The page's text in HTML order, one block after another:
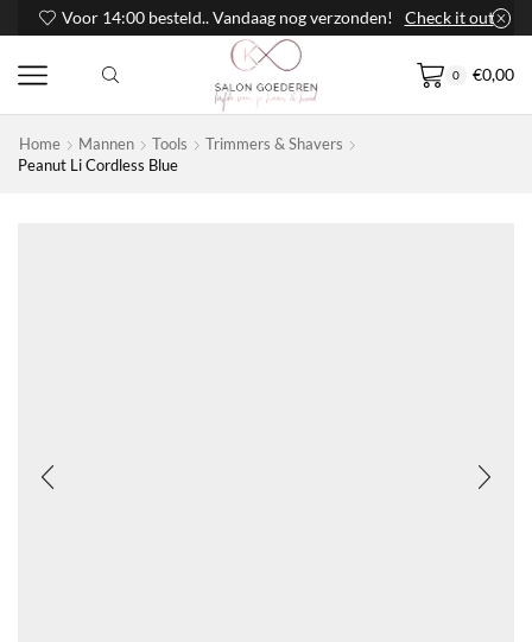
Voor 14:00 besteld.. Vandaag nog verzonden! Check it out
0 €0,00
Home Mannen Tools
Trimmers & Shavers
Peanut Li Cordless Blue